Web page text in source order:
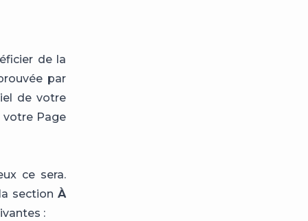
de la
par
de votre
votre Page
ce sera.
section À
: